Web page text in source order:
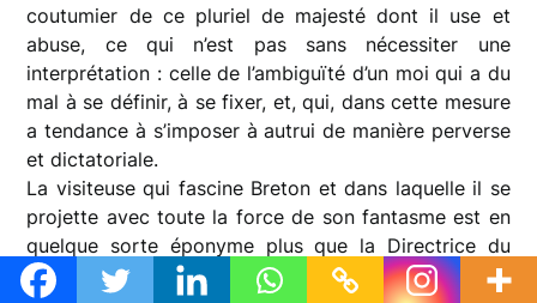
coutumier de ce pluriel de majesté dont il use et
abuse, ce qui n’est pas sans nécessiter une
interprétation : celle de l’ambiguïté d’un moi qui a du
mal à se définir, à se fixer, et, qui, dans cette mesure
a tendance à s’imposer à autrui de manière perverse
et dictatoriale.
La visiteuse qui fascine Breton et dans laquelle il se
projette avec toute la force de son fantasme est en
quelque sorte éponyme plus que la Directrice du
titre de la pièce. « On ne dit pas ce qu’elle vient faire,